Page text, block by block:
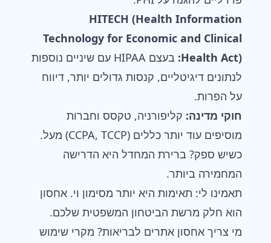
HITECH (Health Information
Technology for Economic and Clinical
Health Act):
בעצם HIPAA עם שיניים נוספות
לנתונים דיגיטליים, קנסות גדולים יותר, דיווח
על הפרות.
חוקי מדינה: קליפורניה, טקסס וחברות
מוסיפים עוד יותר כללים (CCPA, TCCP) מעל.
כשיש ספק? ברירת המחדל היא הדרישה
המחמירה ביותר.
תאמינו לי: תאימות היא יותר מסימון וי. אחסון
הוא חלק מרשת הביטחון המשפטית שלכם.
מי צריך אחסון אתרים לבריאות? מקרי שימוש